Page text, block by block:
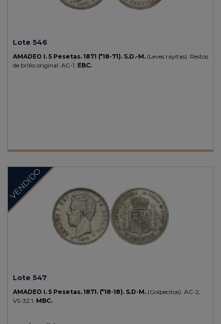
Lote 546
AMADEO I. 5 Pesetas. 1871 (*18-71). S.D.-M. (Leves rayitas). Restos
de brillo original. AC-1. EBC.
VENDIDO
Lote 547
AMADEO I. 5 Pesetas. 1871. (*18-18). S.D-M. (Golpecitos). AC-2;
VS-32.1. MBC.